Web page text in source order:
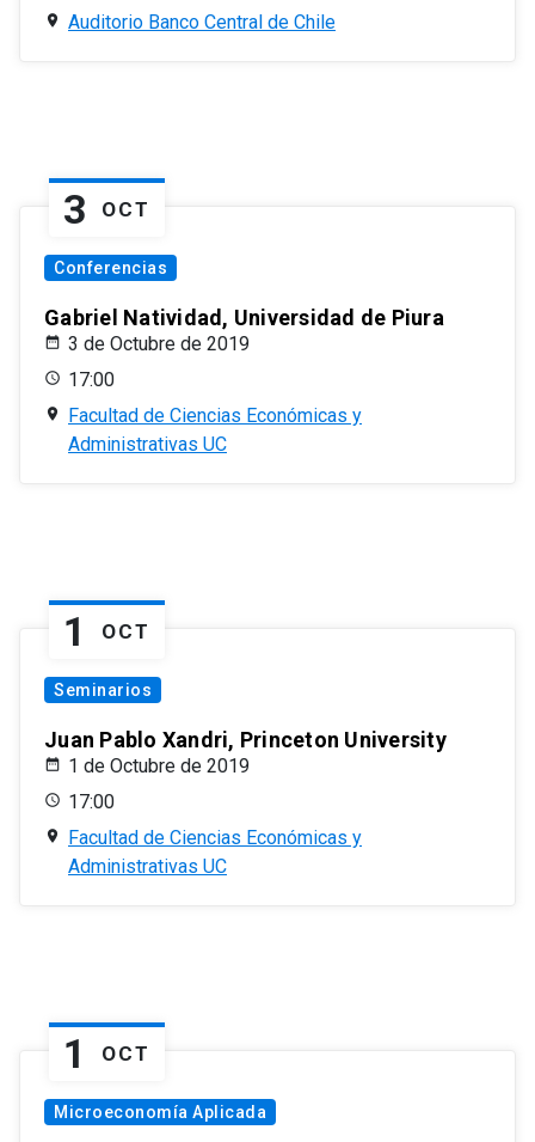
Auditorio Banco Central de Chile
3 OCT
Conferencias
Gabriel Natividad, Universidad de Piura
3 de Octubre de 2019
17:00
Facultad de Ciencias Económicas y
Administrativas UC
1 OCT
Seminarios
Juan Pablo Xandri, Princeton University
1 de Octubre de 2019
17:00
Facultad de Ciencias Económicas y
Administrativas UC
1 OCT
Microeconomía Aplicada